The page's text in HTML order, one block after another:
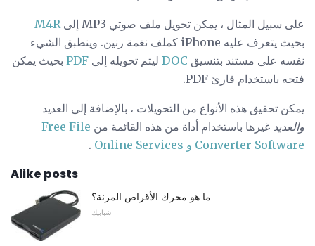
على سبيل المثال ، يمكن تحويل ملف صوتي MP3 إلى
M4R
بحيث يتعرف عليه iPhone كملف نغمة رنين. وينطبق الشيء
نفسه على مستند بتنسيق DOC ليتم تحويله إلى PDF بحيث يمكن
فتحه باستخدام قارئ PDF.
يمكن تحقيق هذه الأنواع من التحويلات ، بالإضافة إلى العديد
والعديد غيرها باستخدام أداة من هذه القائمة من Free File
Converter Software و Online Services
.
Alike posts
ما هو محرك الأقراص المرنة؟
شبابيك